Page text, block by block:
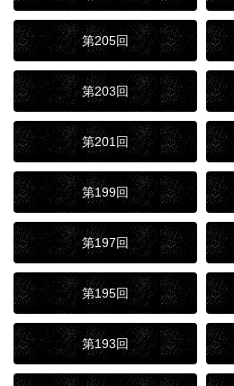
第205回
第203回
第201回
第199回
第197回
第195回
第193回